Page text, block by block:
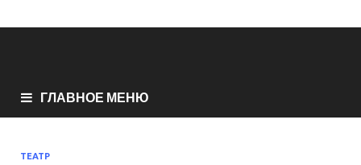
ГЛАВНОЕ МЕНЮ
ТЕАТР